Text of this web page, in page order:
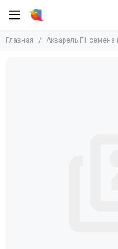
Главная Акварель F1